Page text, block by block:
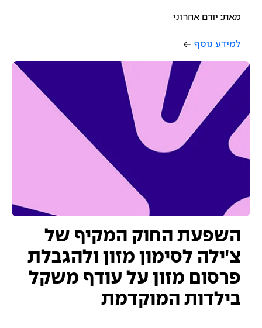
מאת: יורם אהרוני
למידע נוסף
השפעת החוק המקיף של
צ'ילה לסימון מזון ולהגבלת
פרסום מזון על עודף משקל
בילדות המוקדמת